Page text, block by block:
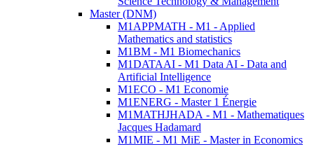
Master (DNM)
M1APPMATH - M1 - Applied
Mathematics and statistics
M1BM - M1 Biomechanics
M1DATAAI - M1 Data AI - Data and
Artificial Intelligence
M1ECO - M1 Economie
M1ENERG - Master 1 Énergie
M1MATHJHADA - M1 - Mathematiques
Jacques Hadamard
M1MIE - M1 MiE - Master in Economics